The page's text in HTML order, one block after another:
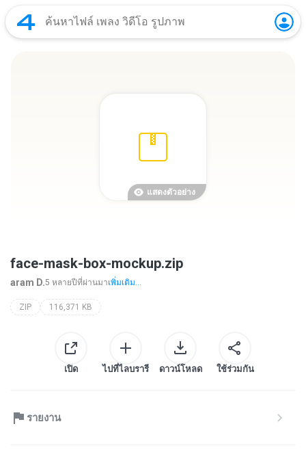
แสดงตัวอย่าง
face-mask-box-mockup.zip
aram D.5 หลายปีที่ผ่านมาเพิ่มเติม...
ZIP 116,371 KB
เปิด ไปที่ไลบรารี ดาวน์โหลด ใช้ร่วมกัน
รายงาน